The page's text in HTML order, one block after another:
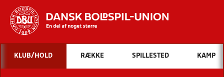
Hvad vil du søge efter?
INDHOLD OG NYHEDER
KLUB/HOLD RÆKKE SPILLESTED KAMP